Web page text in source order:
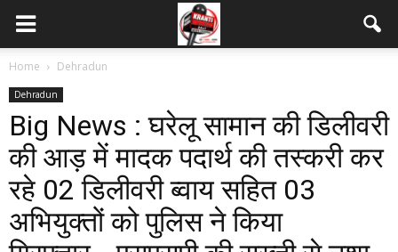
Home Dehradun
Dehradun
Big News : घरेलू सामान की डिलीवरी
की आड़ में मादक पदार्थ की तस्करी कर
रहे 02 डिलीवरी ब्वाय सहित 03
अभियुक्तों को पुलिस ने किया